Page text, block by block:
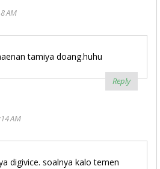
AM
tamiya doang.huhu
Reply
AM
digivice. soalnya kalo temen